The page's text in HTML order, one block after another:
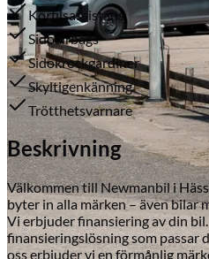
Serviceverkstad
Körfilsassistans
Sidoairbags
Sidokrockgardiner
Skyltigenkänning
Trötthetsvarnare
Beskrivning
Välkommen till Newmanbil i
byter in alla märken – även bilar
Vi erbjuder finansiering av din
finansieringslösning som passar
oss erbjuder vi en förmånlig